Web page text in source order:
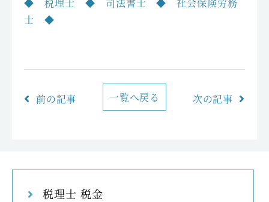
税理士 税金
士 ◆
前の記事 一覧へ戻る 次の記事